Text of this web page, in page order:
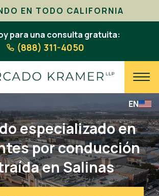
EN TODO CALIFORNIA
para una consulta gratuita:
(888) 311-4050
EN
especializado en
por conducción
en Salinas